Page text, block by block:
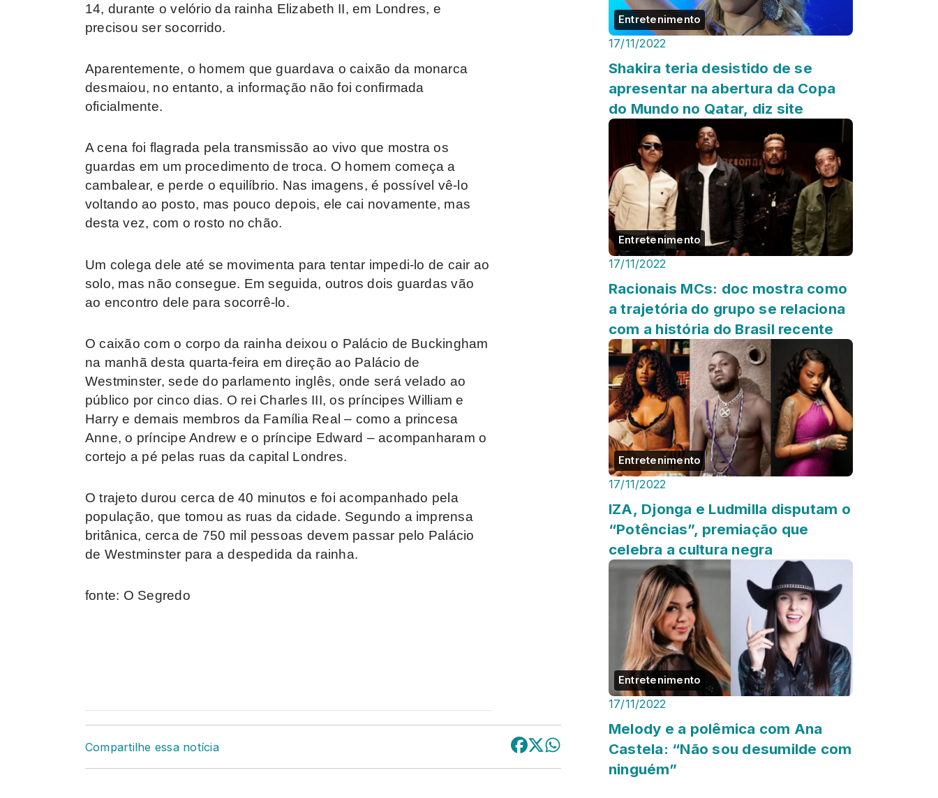
14, durante o velório da rainha Elizabeth II, em Londres, e
precisou ser socorrido.
Aparentemente, o homem que guardava o caixão da monarca
desmaiou, no entanto, a informação não foi confirmada
oficialmente.
A cena foi flagrada pela transmissão ao vivo que mostra os
guardas em um procedimento de troca. O homem começa a
cambalear, e perde o equilíbrio. Nas imagens, é possível vê-lo
voltando ao posto, mas pouco depois, ele cai novamente, mas
desta vez, com o rosto no chão.
Um colega dele até se movimenta para tentar impedi-lo de cair ao
solo, mas não consegue. Em seguida, outros dois guardas vão
ao encontro dele para socorrê-lo.
O caixão com o corpo da rainha deixou o Palácio de Buckingham
na manhã desta quarta-feira em direção ao Palácio de
Westminster, sede do parlamento inglês, onde será velado ao
público por cinco dias. O rei Charles III, os príncipes William e
Harry e demais membros da Família Real – como a princesa
Anne, o príncipe Andrew e o príncipe Edward – acompanharam o
cortejo a pé pelas ruas da capital Londres.
O trajeto durou cerca de 40 minutos e foi acompanhado pela
população, que tomou as ruas da cidade. Segundo a imprensa
britânica, cerca de 750 mil pessoas devem passar pelo Palácio
de Westminster para a despedida da rainha.
fonte: O Segredo
Compartilhe essa notícia
Entretenimento
17/11/2022
Shakira teria desistido de se
apresentar na abertura da Copa
do Mundo no Qatar, diz site
Entretenimento
17/11/2022
Racionais MCs: doc mostra como
a trajetória do grupo se relaciona
com a história do Brasil recente
Entretenimento
17/11/2022
IZA, Djonga e Ludmilla disputam o
“Potências”, premiação que
celebra a cultura negra
Entretenimento
17/11/2022
Melody e a polêmica com Ana
Castela: “Não sou desumilde com
ninguém”